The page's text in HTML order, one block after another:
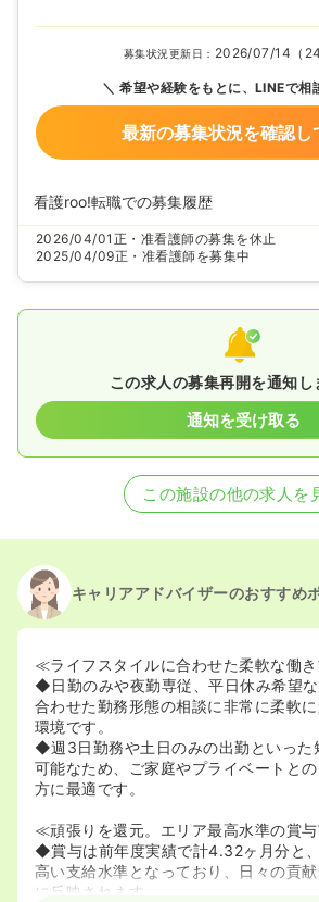
募集状況更新日： 2026/07/14（24
希望や経験をもとに、LINEで相
最新の募集状況を確認し
看護roo!転職での募集履歴
2026/04/01 正・准看護師の募集を休止
2025/04/09正・准看護師を募集中
この求人の募集再開を通知し
通知を受け取る
この施設の他の求人を
キャリアアドバイザーのおすすめ
≪ライフスタイルに合わせた柔軟な働
◆日勤のみや夜勤専従、平日休み希望
合わせた勤務形態の相談に非常に柔軟
環境です。
◆週3日勤務や土日のみの出勤といった
可能なため、ご家庭やプライベートと
方に最適です。
≪頑張りを還元。エリア最高水準の賞
◆賞与は前年度実績で計4.32ヶ月分と
高い支給水準となっており、日々の貢
に反映されます。